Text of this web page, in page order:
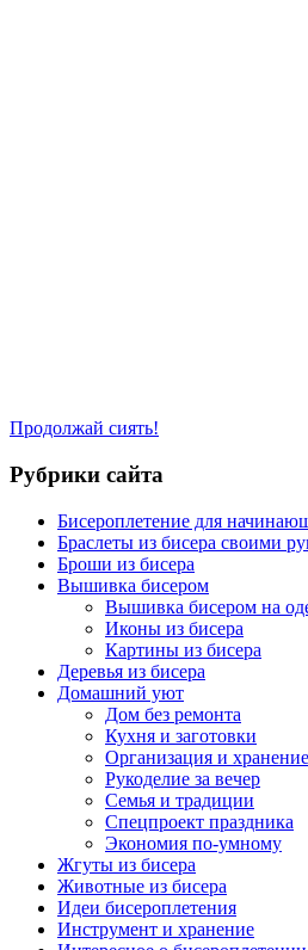
Продолжай сиять!
Рубрики сайта
Бисероплетение для
Браслеты из бисера своими
Броши из бисера
Вышивка бисером
Вышивка бисером на
Иконы из бисера
Картины из бисера
Деревья из бисера
Домашний уют
Дом без ремонта
Кухня и заготовки
Организация и хранение
Рукоделие за вечер
Семья и традиции
Спецпроект праздника
Экономия по-умному
Жгуты из бисера
Животные из бисера
Идеи бисероплетения
Инструмент и хранение